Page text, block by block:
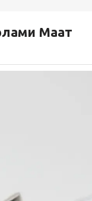
Маат